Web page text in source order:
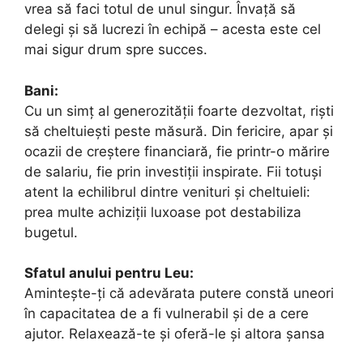
vrea să faci totul de unul singur. Învață să
delegi și să lucrezi în echipă – acesta este cel
mai sigur drum spre succes.
Bani:
Cu un simț al generozității foarte dezvoltat, riști
să cheltuiești peste măsură. Din fericire, apar și
ocazii de creștere financiară, fie printr-o mărire
de salariu, fie prin investiții inspirate. Fii totuși
atent la echilibrul dintre venituri și cheltuieli:
prea multe achiziții luxoase pot destabiliza
bugetul.
Sfatul anului pentru Leu:
Amintește-ți că adevărata putere constă uneori
în capacitatea de a fi vulnerabil și de a cere
ajutor. Relaxează-te și oferă-le și altora șansa